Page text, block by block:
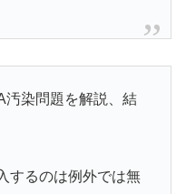
汚染問題を解説、結
するのは例外では無